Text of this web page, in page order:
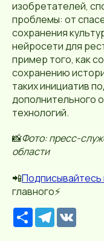
изобретателей,
проблемы: от
сохранения
нейросети для
пример того, как
сохранению
таких инициатив
дополнительного
технологий.
📸Фото: пресс-
области
📲Подписывайтесь
главного⚡️
Р
е
T
e